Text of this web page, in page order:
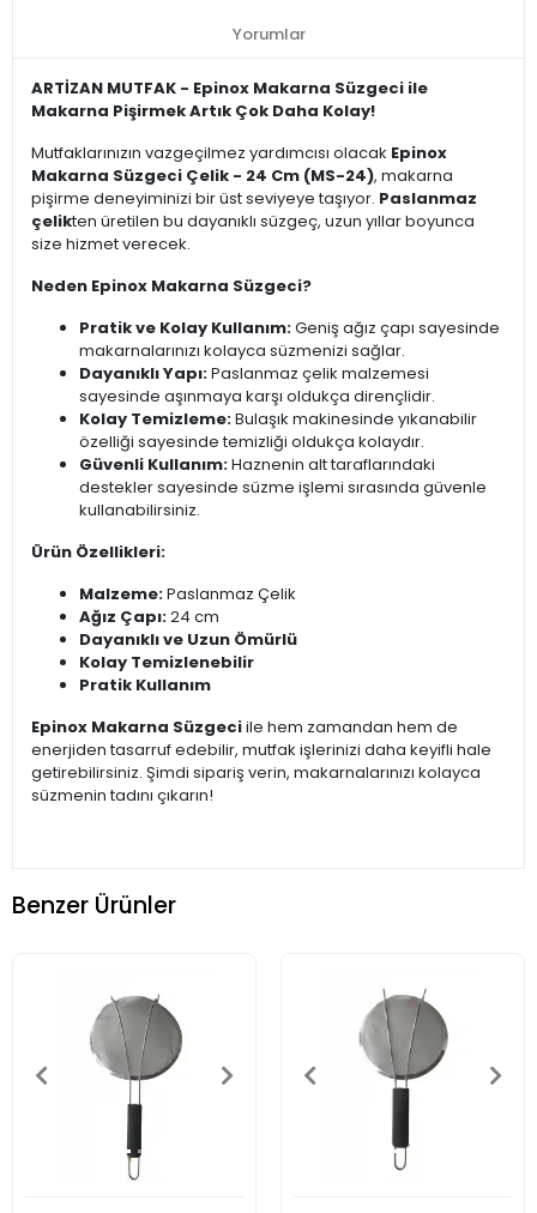
Yorumlar
ARTİZAN MUTFAK - Epinox Makarna Süzgeci ile
Makarna Pişirmek Artık Çok Daha Kolay!
Mutfaklarınızın vazgeçilmez yardımcısı olacak Epinox
Makarna Süzgeci Çelik - 24 Cm (MS-24), makarna
pişirme deneyiminizi bir üst seviyeye taşıyor. Paslanmaz
çelikten üretilen bu dayanıklı süzgeç, uzun yıllar boyunca
size hizmet verecek.
Neden Epinox Makarna Süzgeci?
Pratik ve Kolay Kullanım:Geniş ağız çapı sayesinde
makarnalarınızı kolayca süzmenizi sağlar.
Dayanıklı Yapı:Paslanmaz çelik malzemesi
sayesinde aşınmaya karşı oldukça dirençlidir.
Kolay Temizleme:Bulaşık makinesinde yıkanabilir
özelliği sayesinde temizliği oldukça kolaydır.
Güvenli Kullanım:Haznenin alt taraflarındaki
destekler sayesinde süzme işlemi sırasında güvenle
kullanabilirsiniz.
Ürün Özellikleri:
Malzeme:Paslanmaz Çelik
Ağız Çapı:24 cm
Dayanıklı ve Uzun Ömürlü
Kolay Temizlenebilir
Pratik Kullanım
Epinox Makarna Süzgeciile hem zamandan hem de
enerjiden tasarruf edebilir, mutfak işlerinizi daha keyifli hale
getirebilirsiniz. Şimdi sipariş verin, makarnalarınızı kolayca
süzmenin tadını çıkarın!
Benzer Ürünler